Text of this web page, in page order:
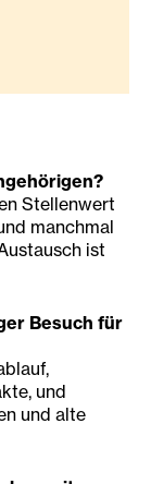
Stellenwert
manchmal
ist
Besuch für
und
und alte